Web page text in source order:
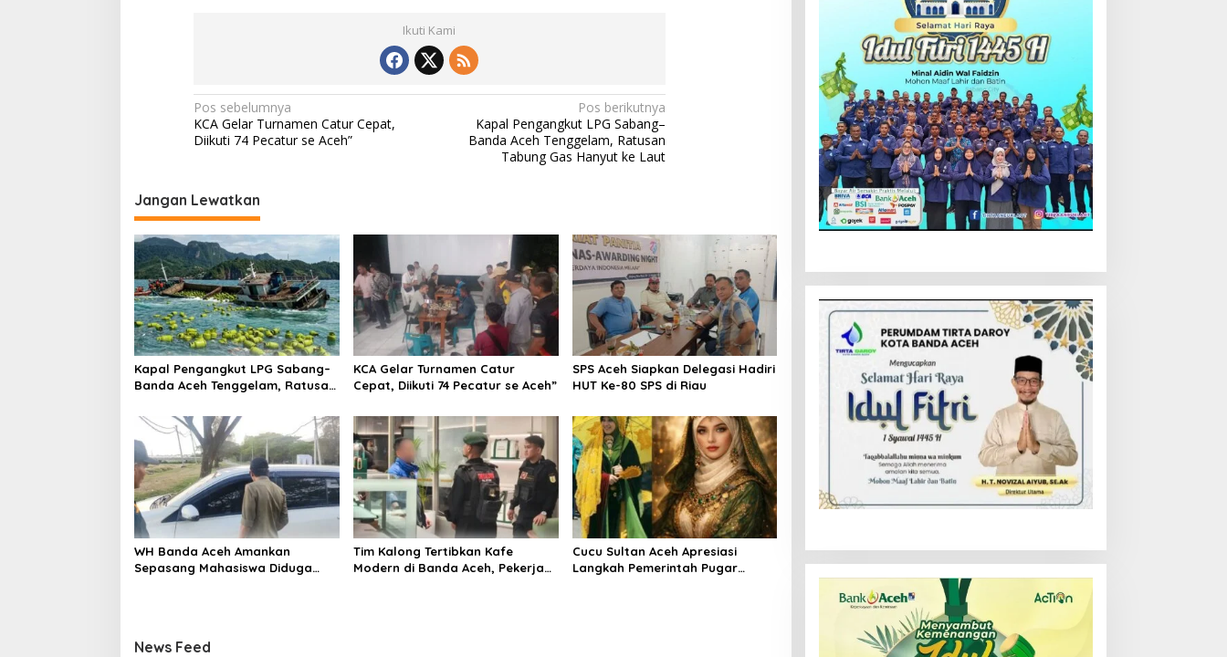
n
T
e
r
Ikuti Kami
N
a
i
g
a
s
i
p
o
s
Pos sebelumnya
KCA Gelar Turnamen Catur Cepat,
Diikuti 74 Pecatur se Aceh”
Pos berikutnya
Kapal Pengangkut LPG Sabang–
Banda Aceh Tenggelam, Ratusan
Tabung Gas Hanyut ke Laut
Jangan Lewatkan
Kapal Pengangkut LPG Sabang–
Banda Aceh Tenggelam, Ratusan
KCA Gelar Turnamen Catur
Cepat, Diikuti 74 Pecatur se Aceh”
SPS Aceh Siapkan Delegasi Hadiri
HUT Ke-80 SPS di Riau
WH Banda Aceh Amankan
Sepasang Mahasiswa Diduga
Tim Kalong Tertibkan Kafe
Modern di Banda Aceh, Pekerja
Cucu Sultan Aceh Apresiasi
Langkah Pemerintah Pugar
News Feed